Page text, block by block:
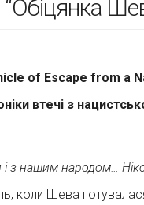
of Escape from a
втечі з
з нашим народом…
коли Шева